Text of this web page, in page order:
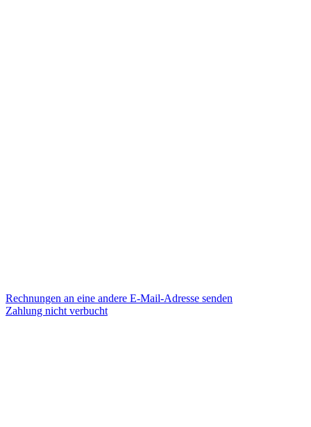
Rechnungen an eine andere E-Mail-Adresse senden
Zahlung nicht verbucht